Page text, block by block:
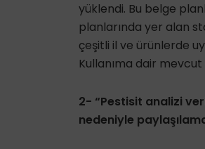
yüklendi. Bu belge
planlarında yer alan
çeşitli il ve ürünlerde
Kullanıma dair
2- “Pestisit analizi
nedeniyle